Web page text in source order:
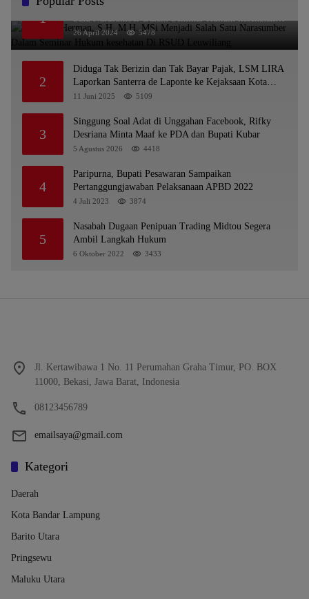
1
Dr. KMS Herman, S.H.,M.H.,MSi Menjadi Salah
Satu Narasumber Dalam Seminar Hukum kesehatan
Di RSUD Leuwiliang
26 April 2024 5478
2
Diduga Tak Berizin dan Tak Bayar Pajak, LSM LIRA
Laporkan Santerra de Laponte ke Kejaksaan Kota
Batu
11 Juni 2025 5109
3
Singgung Soal Adat di Unggahan Facebook, Rifky
Desriana Minta Maaf ke PDA dan Bupati Kubar
5 Agustus 2026 4418
4
Paripurna, Bupati Pesawaran Sampaikan
Pertanggungjawaban Pelaksanaan APBD 2022
4 Juli 2023 3874
5
Nasabah Dugaan Penipuan Trading Midtou Segera
Ambil Langkah Hukum
6 Oktober 2022 3433
Jl. Kertawibawa 1 No. 11 Perumahan Graha Timur, PO. BOX
11000, Bekasi, Jawa Barat, Indonesia
08123456789
emailsaya@gmail.com
Kategori
Daerah
Kota Bandar Lampung
Barito Utara
Pringsewu
Maluku Utara